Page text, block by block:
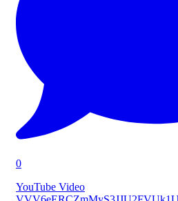
0
YouTube Video